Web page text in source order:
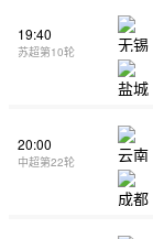
19:40
苏超第10轮
20:00
中超第22轮